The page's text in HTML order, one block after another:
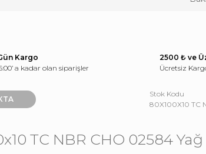
Kargo
a kadar olan siparişler
2500 ₺ ve
Ücretsiz
Stok Kodu
80X100X10 TC
TC NBR CHO 02584 Yağ